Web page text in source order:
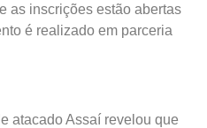
as inscrições estão abertas
é realizado em parceria
atacado Assaí revelou que